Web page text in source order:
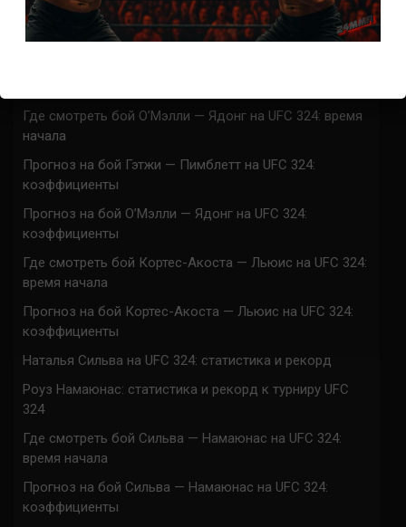
UFC 324 прямая трансляция
Марафон боев UFC 324 прямая трансляция
Где смотреть бой О’Мэлли — Ядонг на UFC 324: время
начала
Прогноз на бой Гэтжи — Пимблетт на UFC 324:
коэффициенты
Прогноз на бой О’Мэлли — Ядонг на UFC 324:
коэффициенты
Где смотреть бой Кортес-Акоста — Льюис на UFC 324:
время начала
Прогноз на бой Кортес-Акоста — Льюис на UFC 324:
коэффициенты
Наталья Сильва на UFC 324: статистика и рекорд
Роуз Намаюнас: статистика и рекорд к турниру UFC
324
Где смотреть бой Сильва — Намаюнас на UFC 324:
время начала
Прогноз на бой Сильва — Намаюнас на UFC 324:
коэффициенты